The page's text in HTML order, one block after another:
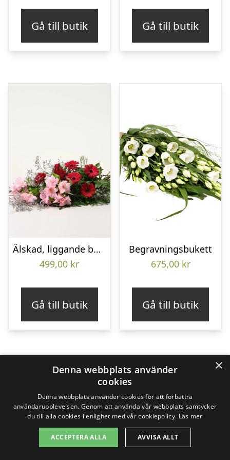
Gå till butik Gå till butik
Älskad, liggande bukett
499,00 kr
Gå till butik
Begravningsbukett
675,00 kr
Gå till butik
×
Denna webbplats använder
cookies
Denna webbplats använder cookies för att förbättra
användarupplevelsen. Genom att använda vår webbplats samtycker
du till alla cookies i enlighet med vår cookiepolicy. Läs mer
ACCEPTERA ALLA AVVISA ALLT